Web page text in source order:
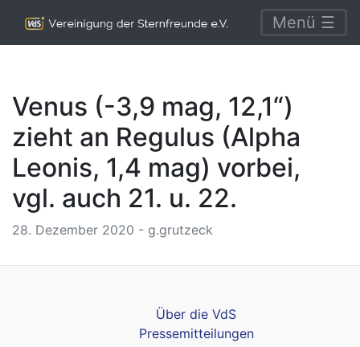
Menü ☰
Venus (-3,9 mag, 12,1“)
zieht an Regulus (Alpha
Leonis, 1,4 mag) vorbei,
vgl. auch 21. u. 22.
28. Dezember 2020 - g.grutzeck
Über die VdS
Pressemitteilungen